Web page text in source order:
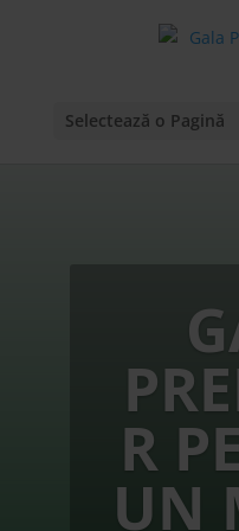
Selectează o Pagină
R
UN